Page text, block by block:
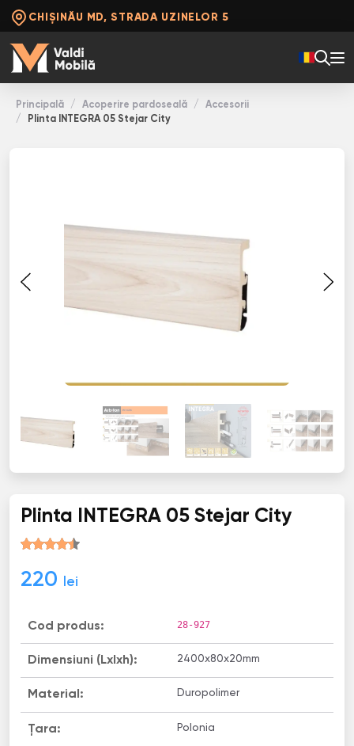
CHIȘINĂU MD, STRADA UZINELOR 5
Principală Acoperire pardoseală
Accesorii
Plinta INТЕGRА 05 Stejar City
Plinta INТЕGRА 05 Stejar City
220 lei
Cod produs: 28-927
Dimensiuni (Lxlxh): 2400х80х20mm
Material: Duropolimer
Țara: Polonia